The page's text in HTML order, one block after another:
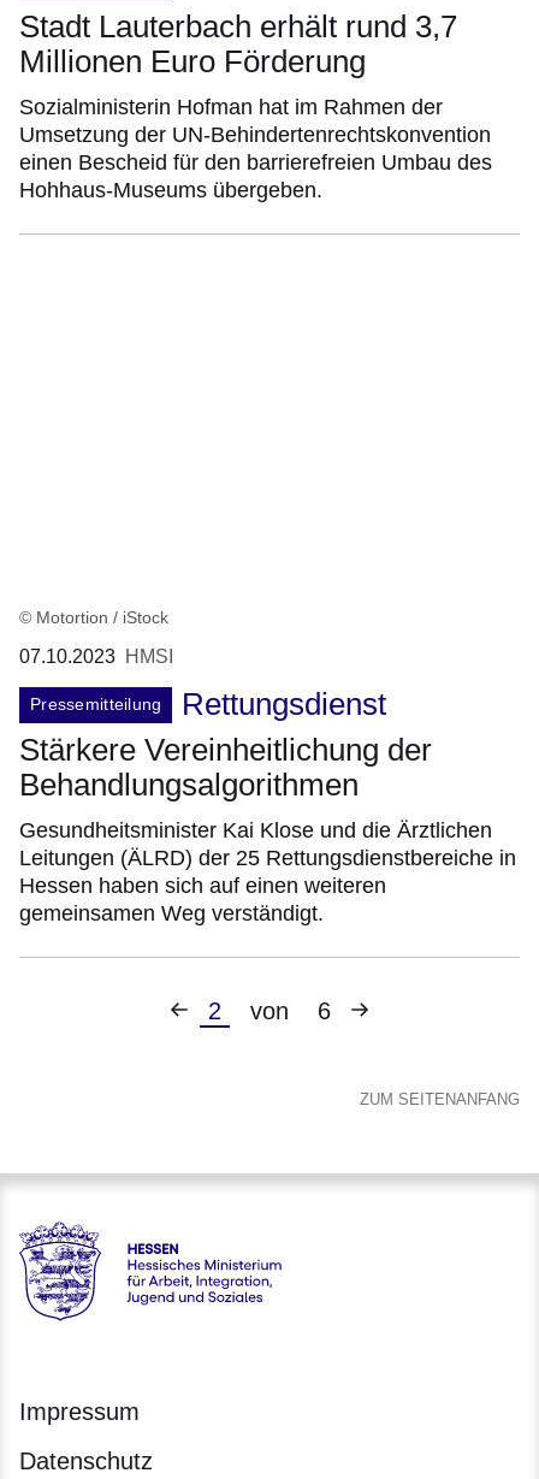
Stadt Lauterbach erhält rund 3,7
Millionen Euro Förderung
Sozialministerin Hofman hat im Rahmen der
Umsetzung der UN-Behindertenrechtskonvention
einen Bescheid für den barrierefreien Umbau des
Hohhaus-Museums übergeben.
© Motortion / iStock
07.10.2023 HMSI
Pressemitteilung
Rettungsdienst
Stärkere Vereinheitlichung der
Behandlungsalgorithmen
Gesundheitsminister Kai Klose und die Ärztlichen
Leitungen (ÄLRD) der 25 Rettungsdienstbereiche in
Hessen haben sich auf einen weiteren
gemeinsamen Weg verständigt.
Vorherige
Aktuelle
2 von 6
Nächste
ZUM SEITENANFANG
Hessen - Hessisches Ministerium für Arbeit, Integration,
Impressum
Datenschutz